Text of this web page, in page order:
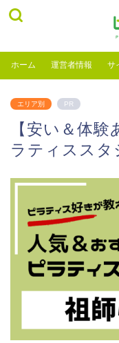
ホーム 運営者情報 サ
エリア別 PR
【安い＆体
ラティススタ